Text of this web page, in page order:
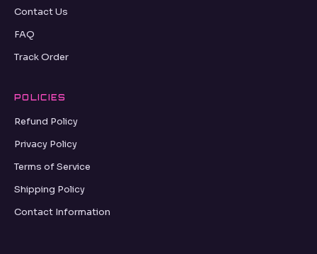
Contact Us
FAQ
Track Order
POLICIES
Refund Policy
Privacy Policy
Terms of Service
Shipping Policy
Contact Information